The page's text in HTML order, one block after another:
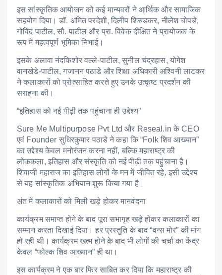
इस सांस्कृतिक आयोजन को कई मान्यवरों ने आर्थिक और सामाजिक
सहयोग दिया। डॉ. अमित परदेशी, दिलीप शिरुडकर, नीलेश चोपडे,
गोविंद पाटील, सौ. पाटील और प्रा. विवेक दीक्षित ने प्रायोजक के
रूप में महत्वपूर्ण भूमिका निभाई।
इसके अलावा नंदकिशोर वल्ले-पाटील, सुनील चंद्रहास, योगेश
वानखेडे-पाटील, गजानन पठाडे और शिक्षा अधिकारी अश्विनी लाटकर
ने कलाकारों को प्रोत्साहित करते हुए उनके उत्कृष्ट प्रदर्शन की
सराहना की।
“इतिहास को नई पीढ़ी तक पहुंचाना ही उद्देश्य”
Sure Me Multipurpose Pvt Ltd और Reseal.in के CEO
एवं Founder सुधिरकुमार पठाडे ने कहा कि “Folk शिव आख्यान”
का उद्देश्य केवल मनोरंजन करना नहीं, बल्कि महाराष्ट्र की
लोककला, इतिहास और संस्कृति को नई पीढ़ी तक पहुंचाना है।
शिवाजी महाराज का इतिहास लोगों के मन में जीवित रहे, इसी उद्देश्य
से यह सांस्कृतिक अभियान शुरू किया गया है।
अंत में कलाकारों को मिली खड़े होकर मानवंदना
कार्यक्रम समाप्त होने के बाद पूरा सभागृह खड़े होकर कलाकारों का
सम्मान करता दिखाई दिया। हर प्रस्तुति के बाद “वन्स मोर” की मांग
हो रही थी। कार्यक्रम खत्म होने के बाद भी लोगों की चर्चा का केंद्र
केवल “फोल्क शिव आख्यान” ही था।
इस कार्यक्रम ने एक बार फिर साबित कर दिया कि महाराष्ट्र की